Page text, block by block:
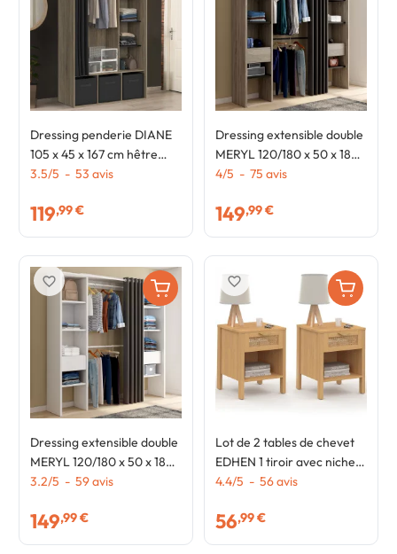
Dressing penderie DIANE
105 x 45 x 167 cm hêtre
avec étagères + boites de
3.5/5 - 53 avis
119,99 €
Dressing extensible double
MERYL 120/180 x 50 x 180
cm hêtre avec étagères
rideau noir
4/5 - 75 avis
149,99 €
Dressing extensible double
MERYL 120/180 x 50 x 180
cm blanc avec étagères +
gris
3.2/5 - 59avis
149,99 €
favorite_border
Lot de 2 tables de chevet
EDHEN 1 tiroir avec niche
cannage et bois
4.4/5 - 56avis
56,99 €
favorite_border